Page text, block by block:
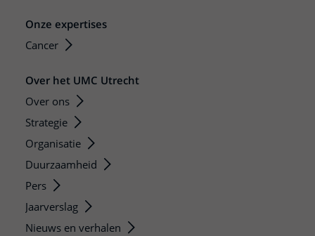
Onze expertises
Cancer
Over het UMC Utrecht
Over ons
Strategie
Organisatie
Duurzaamheid
Pers
Jaarverslag
Nieuws en verhalen